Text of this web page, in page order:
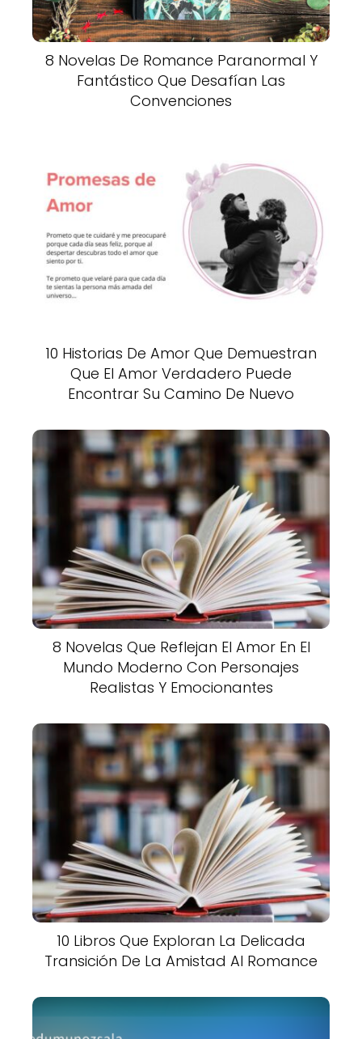
8 Novelas De Romance Paranormal Y
Fantástico Que Desafían Las
Convenciones
10 Historias De Amor Que Demuestran
Que El Amor Verdadero Puede
Encontrar Su Camino De Nuevo
8 Novelas Que Reflejan El Amor En El
Mundo Moderno Con Personajes
Realistas Y Emocionantes
10 Libros Que Exploran La Delicada
Transición De La Amistad Al Romance